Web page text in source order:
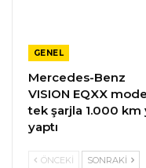
GENEL
Mercedes-Benz
VISION EQXX
tek şarjla 1.000 km
yaptı
ÖNCEKI SONRAKI